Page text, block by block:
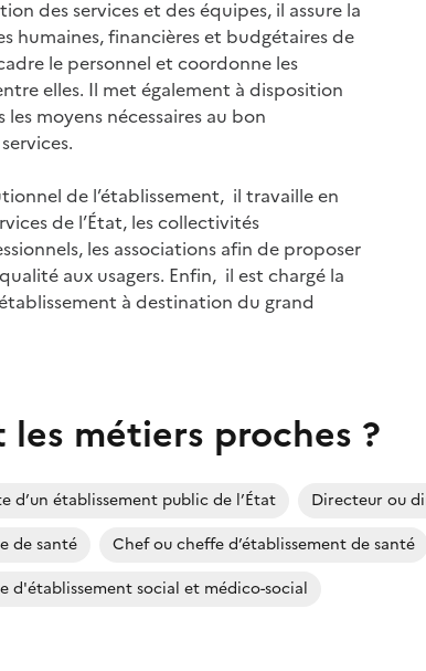
des services et des équipes, il assure la
humaines, financières et budgétaires de
le personnel et coordonne les
elles. Il met également à disposition
moyens nécessaires au bon
de l’établissement, il travaille en
de l’État, les collectivités
les associations afin de proposer
aux usagers. Enfin, il est chargé la
à destination du grand
les métiers proches ?
d’un établissement public de l’État
Directeur ou
de santé
Chef ou cheffe d’établissement de santé
d'établissement social et médico-social